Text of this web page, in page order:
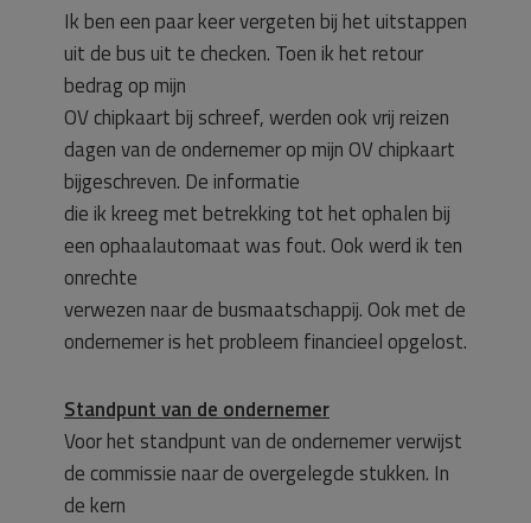
Ik ben een paar keer vergeten bij het uitstappen
uit de bus uit te checken. Toen ik het retour
bedrag op mijn
OV chipkaart bij schreef, werden ook vrij reizen
dagen van de ondernemer op mijn OV chipkaart
bijgeschreven. De informatie
die ik kreeg met betrekking tot het ophalen bij
een ophaalautomaat was fout. Ook werd ik ten
onrechte
verwezen naar de busmaatschappij. Ook met de
ondernemer is het probleem financieel opgelost.
Standpunt van de ondernemer
Voor het standpunt van de ondernemer verwijst
de commissie naar de overgelegde stukken. In
de kern